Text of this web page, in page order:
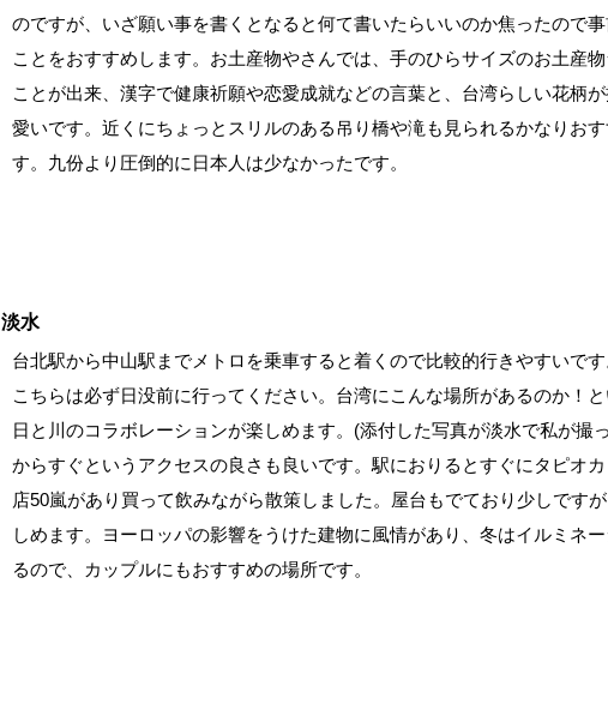
のですが、いざ願い事を書くとなると何て書いたらいいのか焦ったので事
ことをおすすめします。お土産物やさんでは、手のひらサイズのお土産
ことが出来、漢字で健康祈願や恋愛成就などの言葉と、台湾らしい花柄
愛いです。近くにちょっとスリルのある吊り橋や滝も見られるかなりお
す。九份より圧倒的に日本人は少なかったです。
淡水
台北駅から中山駅までメトロを乗車すると着くので比較的行きやすいです
こちらは必ず日没前に行ってください。台湾にこんな場所があるのか！
日と川のコラボレーションが楽しめます。(添付した写真が淡水で私が撮
からすぐというアクセスの良さも良いです。駅におりるとすぐにタピオ
店50嵐があり買って飲みながら散策しました。屋台もでており少しです
しめます。ヨーロッパの影響をうけた建物に風情があり、冬はイルミネ
るので、カップルにもおすすめの場所です。